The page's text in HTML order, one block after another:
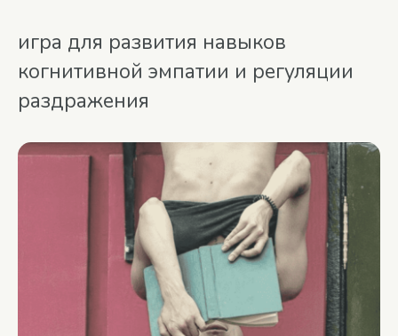
игра для развития навыков
когнитивной эмпатии и регуляции
раздражения